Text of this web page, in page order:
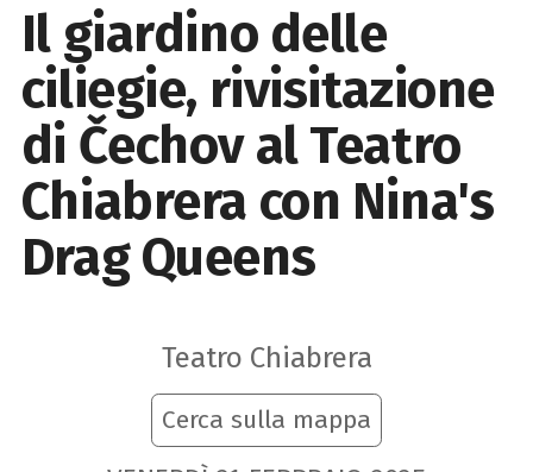
Il giardino delle
ciliegie, rivisitazione
di Čechov al Teatro
Chiabrera con Nina's
Drag Queens
Teatro Chiabrera
Cerca sulla mappa